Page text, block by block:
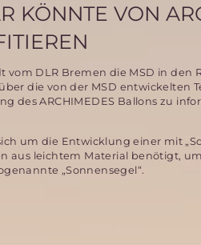
KÖNNTE VON
DLR Bremen die MSD in den
die von der MSD entwickelten
des ARCHIMEDES Ballons zu
um die Entwicklung einer mit
aus leichtem Material benötigt,
„Sonnensegel“.